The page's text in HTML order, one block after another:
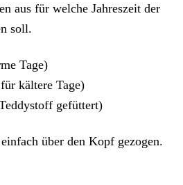
aus für welche Jahreszeit der
soll.
Tage)
kältere Tage)
gefüttert)
über den Kopf gezogen.